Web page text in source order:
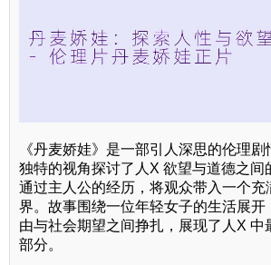
《丹麦娇娃》是一部引人深思的伦理
独特的视角探讨了人X 欲望与道德之间
通过主人公的经历，将观众带入一个充
界。故事围绕一位年轻女子的生活展开
由与社会期望之间挣扎，展现了人X 中
部分。